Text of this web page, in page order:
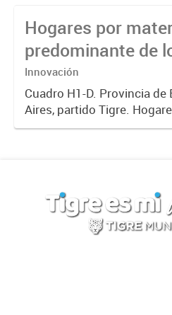
Año 2010
Hogares por
predominante de
pisos de la
2010
Innovación
Cuadro H1-D. Provincia de
Aires, partido Tigre.
material predominante de